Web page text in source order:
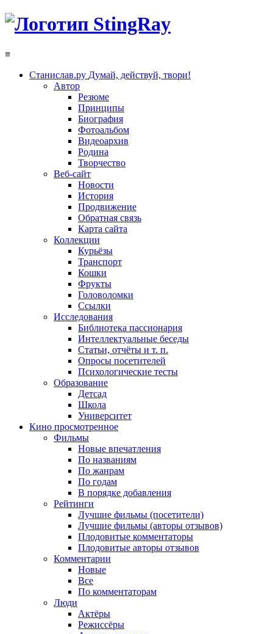
≡
Станислав.ру Думай, действуй, твори!
Автор
Резюме
Принципы
Биография
Фотоальбом
Видеоархив
Родина
Творчество
Веб-сайт
Новости
История
Продвижение
Обратная связь
Карта сайта
Коллекции
Курьёзы
Транспорт
Кошки
Фрукты
Головоломки
Ссылки
Исследования
Библиотека пассионария
Интеллектуальные беседы
Статьи, отчёты и т. п.
Опросы посетителей
Психологические тесты
Образование
Детсад
Школа
Университет
Кино просмотренное
Фильмы
Новые впечатления
По названиям
По жанрам
По годам
В порядке добавления
Рейтинги
Лучшие фильмы (посетители)
Лучшие фильмы (авторы отзывов)
Плодовитые комментаторы
Плодовитые авторы отзывов
Комментарии
Новые
Все
По комментаторам
Люди
Актёры
Режиссёры